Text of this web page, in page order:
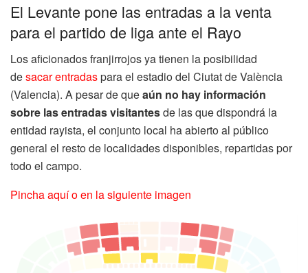
El Levante pone las entradas a la venta
para el partido de liga ante el Rayo
Los aficionados franjirrojos ya tienen la posibilidad
desacar entradaspara el estadio del Ciutat de València
(Valencia). A pesar de queaún no hay información
sobre las entradas visitantesde las que dispondrá la
entidad rayista, el conjunto local ha abierto al público
general el resto de localidades disponibles, repartidas por
todo el campo.
Pincha aquí o en la siguiente imagen